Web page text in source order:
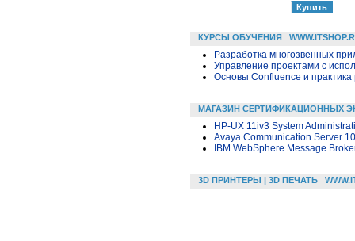
КУРСЫ ОБУЧЕНИЯ
Разработка многозвенных
Управление проектами с
Основы Confluence и
МАГАЗИН СЕРТИФИКАЦИОННЫХ
HP-UX 11iv3 System
Avaya Communication Server
IBM WebSphere Message
3D ПРИНТЕРЫ | 3D ПЕЧАТЬ